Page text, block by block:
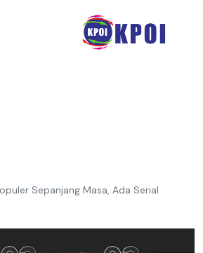
Sepanjang Masa, Ada Serial